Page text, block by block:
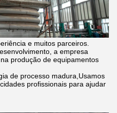
e muitos parceiros.
a empresa
produção de equipamentos
de processo madura,Usamos
profissionais para ajudar